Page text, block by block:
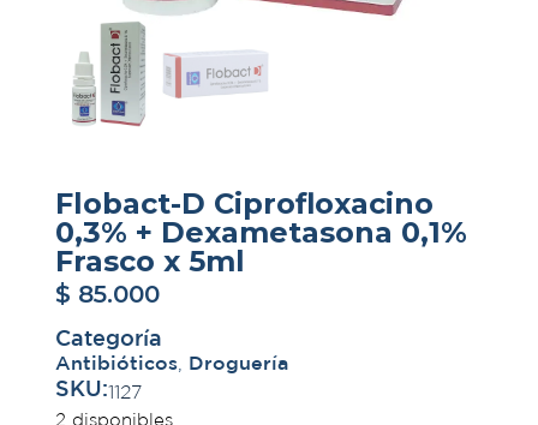
Flobact-D Ciprofloxacino
0,3% + Dexametasona 0,1%
Frasco x 5ml
$ 85.000
Categoría
Antibióticos, Droguería
SKU:1127
2 disponibles